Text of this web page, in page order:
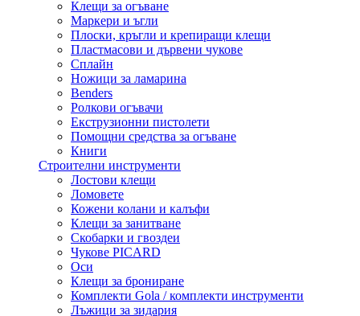
Клещи за огъване
Маркери и ъгли
Плоски, кръгли и крепиращи клещи
Пластмасови и дървени чукове
Сплайн
Ножици за ламарина
Benders
Ролкови огъвачи
Екструзионни пистолети
Помощни средства за огъване
Книги
Строителни инструменти
Лостови клещи
Ломовете
Кожени колани и калъфи
Клещи за занитване
Скобарки и гвоздеи
Чукове PICARD
Оси
Клещи за брониране
Комплекти Gola / комплекти инструменти
Лъжици за зидария